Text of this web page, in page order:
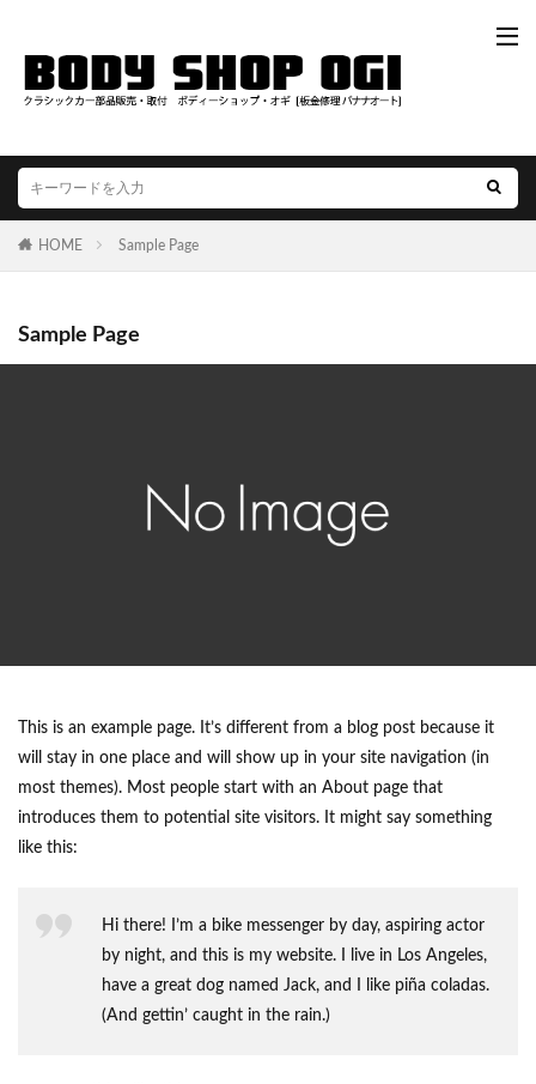
HOME Sample Page
Sample Page
This is an example page. It’s different from a blog post because it
will stay in one place and will show up in your site navigation (in
most themes). Most people start with an About page that
introduces them to potential site visitors. It might say something
like this:
Hi there! I’m a bike messenger by day, aspiring actor
by night, and this is my website. I live in Los Angeles,
have a great dog named Jack, and I like piña coladas.
(And gettin’ caught in the rain.)